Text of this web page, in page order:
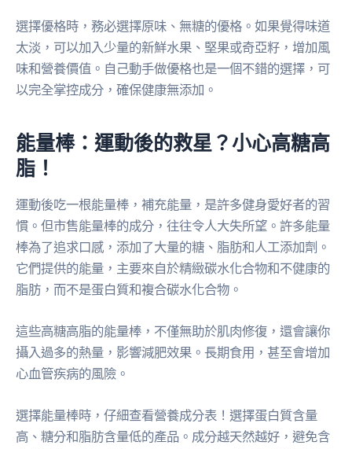
選擇優格時，務必選擇原味、無糖的優格。如果覺得味道
太淡，可以加入少量的新鮮水果、堅果或奇亞籽，增加風
味和營養價值。自己動手做優格也是一個不錯的選擇，可
以完全掌控成分，確保健康無添加。
能量棒：運動後的救星？小心高糖高
脂！
運動後吃一根能量棒，補充能量，是許多健身愛好者的習
慣。但市售能量棒的成分，往往令人大失所望。許多能量
棒為了追求口感，添加了大量的糖、脂肪和人工添加劑。
它們提供的能量，主要來自於精緻碳水化合物和不健康的
脂肪，而不是蛋白質和複合碳水化合物。
這些高糖高脂的能量棒，不僅無助於肌肉修復，還會讓你
攝入過多的熱量，影響減肥效果。長期食用，甚至會增加
心血管疾病的風險。
選擇能量棒時，仔細查看營養成分表！選擇蛋白質含量
高、糖分和脂肪含量低的產品。成分越天然越好，避免含